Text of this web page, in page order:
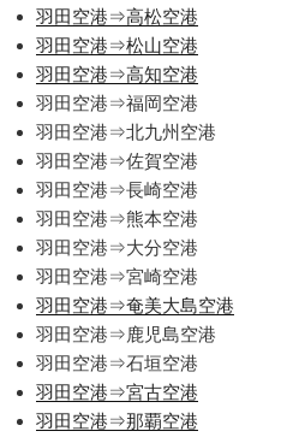
羽田空港⇒高松空港
羽田空港⇒松山空港
羽田空港⇒高知空港
羽田空港⇒福岡空港
羽田空港⇒北九州空港
羽田空港⇒佐賀空港
羽田空港⇒長崎空港
羽田空港⇒熊本空港
羽田空港⇒大分空港
羽田空港⇒宮崎空港
羽田空港⇒奄美大島空港
羽田空港⇒鹿児島空港
羽田空港⇒石垣空港
羽田空港⇒宮古空港
羽田空港⇒那覇空港